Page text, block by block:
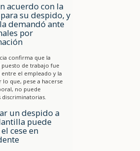
acuerdo con la
su despido, y
demandó ante
por
confirma que la
de trabajo fue
entre el empleado y la
lo que, pese a hacerse
no puede
un despido a
puede
cese en